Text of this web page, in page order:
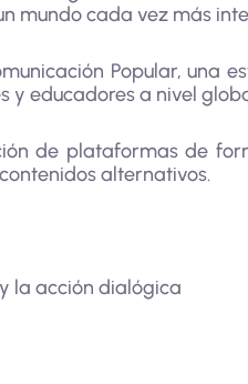
mundo cada vez más
Popular, una
y educadores a nivel
de plataformas de
alternativos.
la acción dialógica